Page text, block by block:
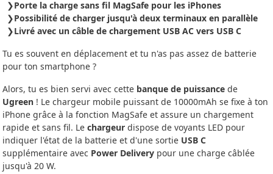
Porte la charge sans fil MagSafe pour les iPhones
Possibilité de charger jusqu'à deux terminaux en parallèle
Livré avec un câble de chargement USB AC vers USB C
Tu es souvent en déplacement et tu n'as pas assez de batterie
pour ton smartphone ?
Alors, tu es bien servi avec cette banque de puissance de
Ugreen ! Le chargeur mobile puissant de 10000mAh se fixe à ton
iPhone grâce à la fonction MagSafe et assure un chargement
rapide et sans fil. Le chargeur dispose de voyants LED pour
indiquer l'état de la batterie et d'une sortie USB C
supplémentaire avec Power Delivery pour une charge câblée
jusqu'à 20 W.